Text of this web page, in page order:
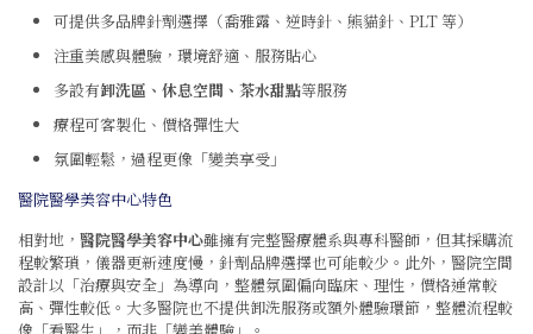
可提供多品牌針劑選擇（喬雅露、逆時針、熊貓針、PLT 等）
注重美感與體驗，環境舒適、服務貼心
多設有卸洗區、休息空間、茶水甜點等服務
療程可客製化、價格彈性大
氛圍輕鬆，過程更像「變美享受」
醫院醫學美容中心特色
相對地， 醫院醫學美容中心雖擁有完整醫療體系與專科醫師，但其採購流
程較繁瑣，儀器更新速度慢，針劑品牌選擇也可能較少。此外，醫院空間
設計以「治療與安全」為導向，整體氛圍偏向臨床、理性，價格通常較
高、彈性較低。大多醫院也不提供卸洗服務或額外體驗環節，整體流程較